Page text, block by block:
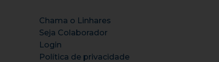
Chama o Linhares
Seja Colaborador
Login
Política de privacidade